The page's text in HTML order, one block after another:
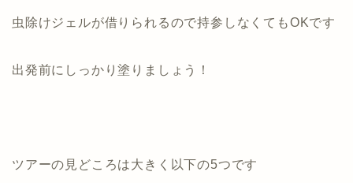
虫除けジェルが借りられるので持参しなくてもOKです
出発前にしっかり塗りましょう！
ツアーの見どころは大きく以下の5つです